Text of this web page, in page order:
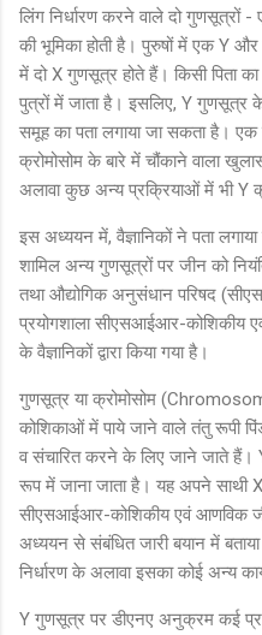
लिंग निर्धारण करने वाले दो
की भूमिका होती है। पुरुषों में एक Y
में दो X गुणसूत्र होते हैं। किसी पिता
पुत्रों में जाता है। इसलिए, Y
समूह का पता लगाया जा सकता है। एक
क्रोमोसोम के बारे में चौंकाने वाला
अलावा कुछ अन्य प्रक्रियाओं में भी Y
इस अध्ययन में, वैज्ञानिकों ने पता
शामिल अन्य गुणसूत्रों पर जीन को
तथा औद्योगिक अनुसंधान परिषद
प्रयोगशाला सीएसआईआर-कोशिकीय
के वैज्ञानिकों द्वारा किया गया है।
गुणसूत्र या क्रोमोसोम
कोशिकाओं में पाये जाने वाले तंतु रूपी
व संचारित करने के लिए जाने जाते हैं।
रूप में जाना जाता है। यह अपने साथी
सीएसआईआर-कोशिकीय एवं आणविक
अध्ययन से संबंधित जारी बयान में
निर्धारण के अलावा इसका कोई अन्य
Y गुणसूत्र पर डीएनए अनुक्रम कई